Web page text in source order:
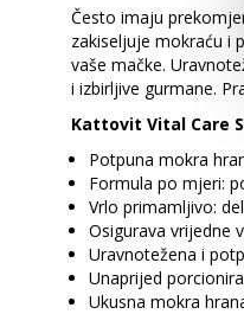
Često imaju
zakiseljuje mokraću i
vaše mačke.
i izbirljive gurmane.
Kattovit Vital Care
Potpuna mokra
Formula po mjeri:
Vrlo primamljivo:
Osigurava vrijedne
Uravnotežena i
Unaprijed
Ukusna mokra